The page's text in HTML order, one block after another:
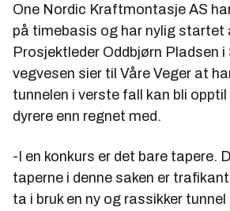
One Nordic Kraftmontasje AS
på timebasis og har nylig startet
Prosjektleder Oddbjørn Pladsen
vegvesen sier til Våre Veger at
tunnelen i verste fall kan bli
dyrere enn regnet med.
-I en konkurs er det bare tapere.
taperne i denne saken er
ta i bruk en ny og rassikker